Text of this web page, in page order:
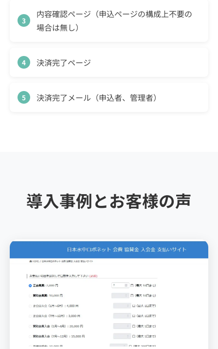
内容確認ページ（申込ページの構成上不要の
場合は無し）
決済完了ページ
決済完了メール（申込者、管理者）
導入事例とお客様の声